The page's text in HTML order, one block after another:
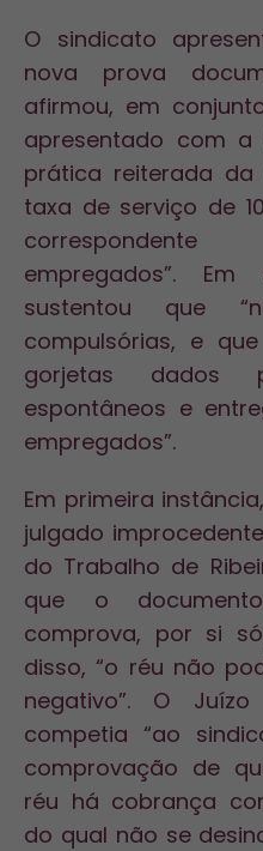
O sindicato
nova prova
afirmou, em
apresentado com a
prática reiterada
taxa de serviço de
empregados”.
sustentou que
compulsórias, e
gorjetas dados
espontâneos e
empregados”.
Em primeira
julgado
do Trabalho de
que o
comprova, por si
disso, “o réu não
negativo”. O
competia “ao
comprovação de
réu há cobrança
do qual não se